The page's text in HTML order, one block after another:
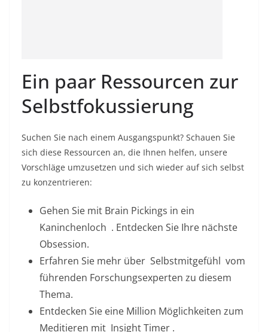
Ein paar Ressourcen zur
Selbstfokussierung
Suchen Sie nach einem Ausgangspunkt? Schauen Sie
sich diese Ressourcen an, die Ihnen helfen, unsere
Vorschläge umzusetzen und sich wieder auf sich selbst
zu konzentrieren:
Gehen Sie mit Brain Pickings in ein
Kaninchenloch . Entdecken Sie Ihre nächste
Obsession.
Erfahren Sie mehr über Selbstmitgefühl vom
führenden Forschungsexperten zu diesem
Thema.
Entdecken Sie eine Million Möglichkeiten zum
Meditieren mit Insight Timer .